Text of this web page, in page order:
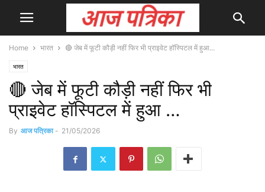
Home भारत 🔴 जेब में फूटी कौड़ी नहीं फिर भी प्राइवेट हॉस्पिटल में हुआ...
भारत
🔴 जेब में फूटी कौड़ी नहीं फिर भी
प्राइवेट हॉस्पिटल में हुआ …
By आज पत्रिका - 21/05/2026